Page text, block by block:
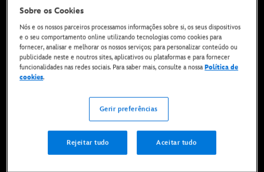
Já disponível no Disney+*
VER TRAILER
Sobre os Cookies
Nós e os nossos parceiros processamos informações sobre si, os seus dispositivos
e o seu comportamento online utilizando tecnologias como cookies para
fornecer, analisar e melhorar os nossos serviços; para personalizar conteúdo ou
publicidade neste e noutros sites, aplicativos ou plataformas e para fornecer
funcionalidades nas redes sociais. Para saber mais, consulte a nossaPolítica de
cookies.
Gerir preferências
Rejeitar tudo Aceitar tudo